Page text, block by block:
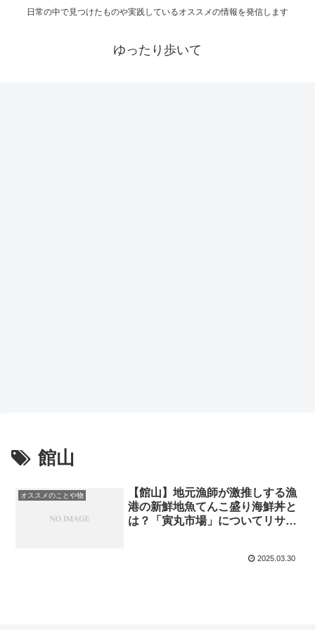
日常の中で見つけたものや実践しているオススメの情報を発信します
ゆったり歩いて
館山
オススメのことや物
【館山】地元漁師が激推しする漁
港の新鮮地魚てんこ盛り海鮮丼と
は？「寅丸市場」についてリサー
2025.03.30